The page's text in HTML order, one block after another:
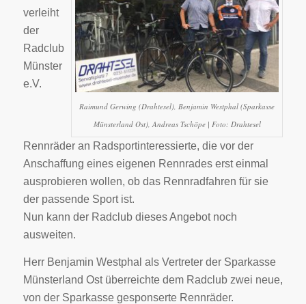
Raimund Gerwing (Drahtesel), Benjamin Westphal (Sparkasse
Münsterland Ost), Andreas Tschöpe | Foto: Drahtesel
verleiht
der
Radclub
Münster
e.V.
Rennräder an Radsportinteressierte, die vor der
Anschaffung eines eigenen Rennrades erst einmal
ausprobieren wollen, ob das Rennradfahren für sie
der passende Sport ist.
Nun kann der Radclub dieses Angebot noch
ausweiten.
Herr Benjamin Westphal als Vertreter der Sparkasse
Münsterland Ost überreichte dem Radclub zwei neue,
von der Sparkasse gesponserte Rennräder.